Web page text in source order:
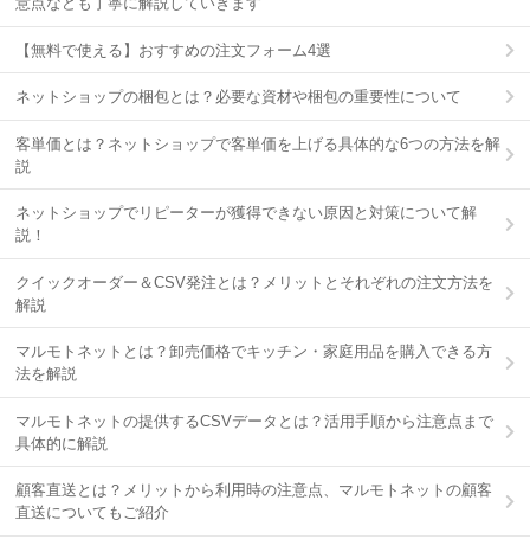
【無料で使える】おすすめの注文フォーム4選
ネットショップの梱包とは？必要な資材や梱包の重要性について
客単価とは？ネットショップで客単価を上げる具体的な6つの方法を解
説
ネットショップでリピーターが獲得できない原因と対策について解
説！
クイックオーダー＆CSV発注とは？メリットとそれぞれの注文方法を
解説
マルモトネットとは？卸売価格でキッチン・家庭用品を購入できる方
法を解説
マルモトネットの提供するCSVデータとは？活用手順から注意点まで
具体的に解説
顧客直送とは？メリットから利用時の注意点、マルモトネットの顧客
直送についてもご紹介